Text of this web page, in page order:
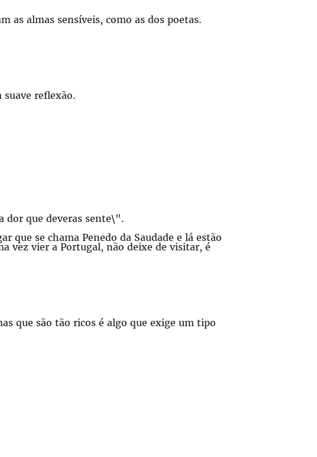
as almas sensíveis, como as dos poetas.
suave reflexão.
dor que deveras sente\".
que se chama Penedo da Saudade e lá estão
vez vier a Portugal, não deixe de visitar, é
que são tão ricos é algo que exige um tipo